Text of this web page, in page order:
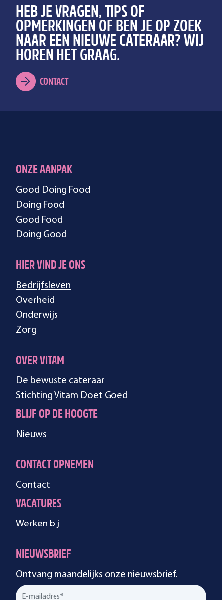
HEB JE VRAGEN, TIPS OF
OPMERKINGEN OF BEN JE OP ZOEK
NAAR EEN NIEUWE CATERAAR? WIJ
HOREN HET GRAAG.
CONTACT
ONZE AANPAK
Good Doing Food
Doing Food
Good Food
Doing Good
HIER VIND JE ONS
Bedrijfsleven
Overheid
Onderwijs
Zorg
OVER VITAM
De bewuste cateraar
Stichting Vitam Doet Goed
BLIJF OP DE HOOGTE
Nieuws
CONTACT OPNEMEN
Contact
VACATURES
Werken bij
NIEUWSBRIEF
Ontvang maandelijks onze nieuwsbrief.